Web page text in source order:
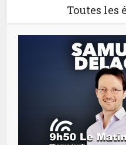
Toutes les